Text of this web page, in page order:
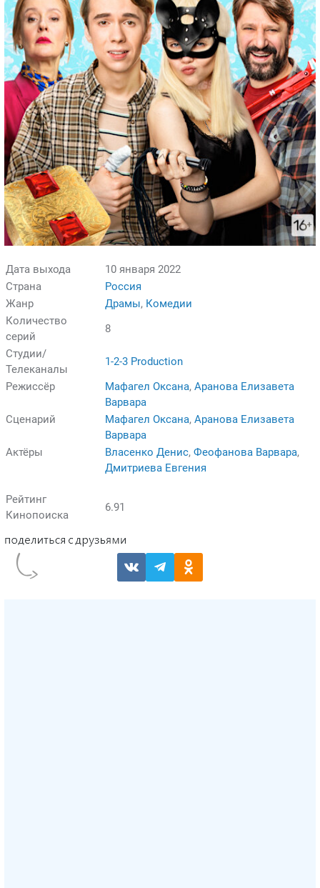
Дата выхода
10 января 2022
Страна
Россия
Жанр
Драмы, Комедии
Количество
серий
8
Студии/
Телеканалы
1-2-3 Production
Режиссёр
Мафагел Оксана, Аранова Елизавета
Варвара
Сценарий
Мафагел Оксана, Аранова Елизавета
Варвара
Актёры
Власенко Денис, Феофанова Варвара,
Дмитриева Евгения
Рейтинг
Кинопоиска
6.91